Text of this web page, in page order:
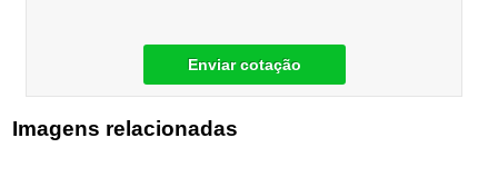
Enviar cotação
Imagens relacionadas